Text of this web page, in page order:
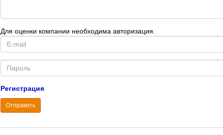
Для оценки компании необходима авторизация.
mail
Password
Регистрация
Отправить